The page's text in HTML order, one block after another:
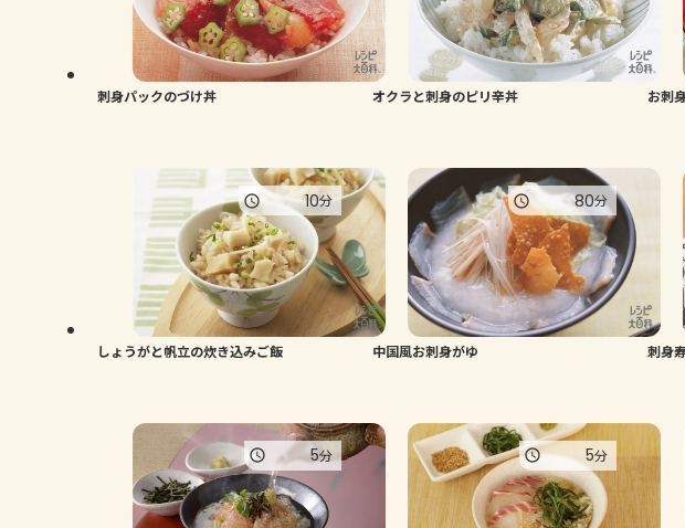
刺身パックのづけ丼 オクラと刺身のピリ辛丼 お刺
しょうがと帆立の炊き込みご飯
10分
中国風お刺身がゆ
80分
刺身
5分 5分